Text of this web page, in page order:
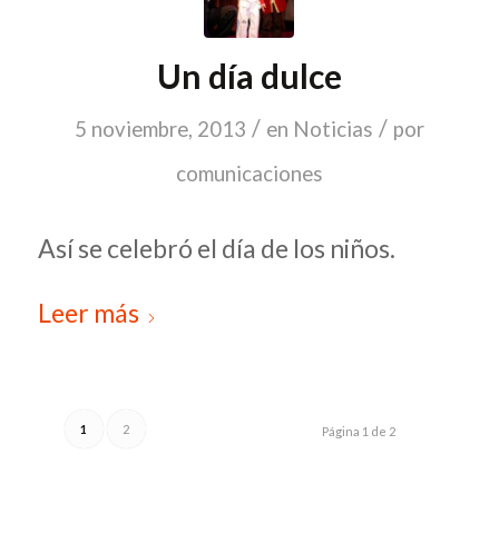
Un día dulce
5 noviembre, 2013 / en Noticias / por
comunicaciones
Así se celebró el día de los niños.
Leer más
Página 1 de 2
1 2